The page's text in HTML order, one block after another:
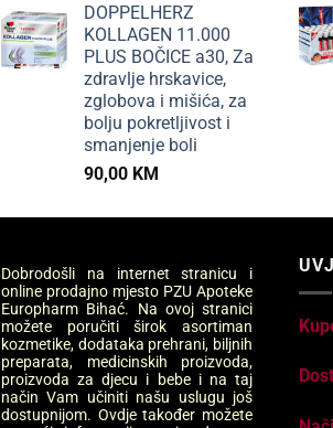
DOPPELHERZ
KOLLAGEN 11.000
PLUS BOČICE a30, Za
zdravlje hrskavice,
zglobova i mišića, za
bolju pokretljivost i
smanjenje boli
90,00 KM
Dobrodošli na internet stranicu i
online prodajno mjesto PZU Apoteke
Europharm Bihać. Na ovoj stranici
možete poručiti širok asortiman
kozmetike, dodataka prehrani, biljnih
preparata, medicinskih proizvoda,
proizvoda za djecu i bebe i na taj
način Vam učiniti našu uslugu još
dostupnijom. Ovdje također možete